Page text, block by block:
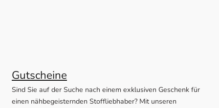
Gutscheine
Sind Sie auf der Suche nach einem exklusiven Geschenk für
einen nähbegeisternden Stoffliebhaber? Mit unseren